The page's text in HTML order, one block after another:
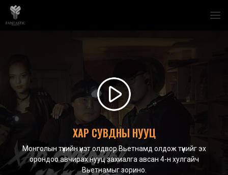
ХАР СУВДНЫ НУУЦ
Монголын түүхийн үнэт олдвор Вьетнамд олдож түүнийг эх
орондоо авчирах нууц захиалга авсан 4-н хулгайч
Вьетнамыг зорино.